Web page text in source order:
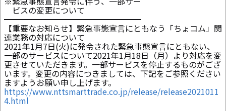
ビスの変更について
━━━━━━━━━━━━━━━━━
【重要なお知らせ】緊急事態宣言にともなう「ちょコム」関
連業務の対応について
2021年1月7日(火)に発令された緊急事態宣言にともない、
一部のサービスについて2021年1月18日（月）より対応を変
更させていただきます。一部サービスを停止するものがござ
います。変更の内容につきましては、下記をご参照ください
ますようお願い申し上げます。
https://www.nttsmarttrade.co.jp/release/release2021011
4.html